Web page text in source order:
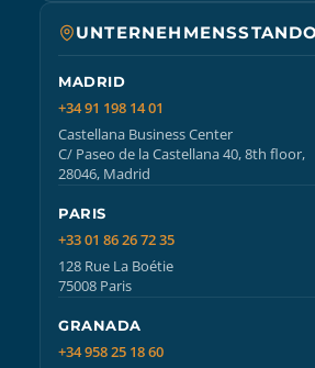
MADRID
+34 91 198 14 01
Castellana Business Center
C/ Paseo de la Castellana 40, 8th floor,
28046, Madrid
PARIS
+33 01 86 26 72 35
128 Rue La Boétie
75008 Paris
GRANADA
+34 958 25 18 60